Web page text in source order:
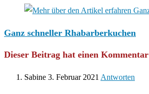
Ganz schneller Rhabarberkuchen
Dieser Beitrag hat einen Kommentar
Sabine 3. Februar 2021 Antworten